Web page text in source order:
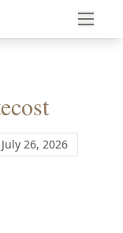
of South Florida
26, 2026